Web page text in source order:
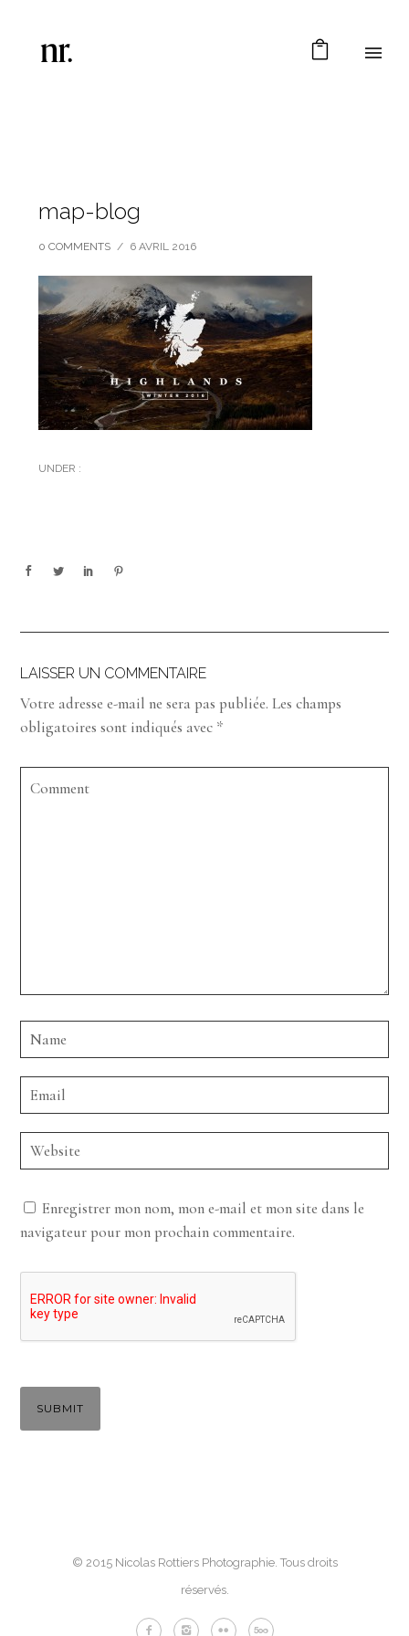
map-blog
0 COMMENTS / 6 AVRIL 2016
UNDER :
LAISSER UN COMMENTAIRE
Votre adresse e-mail ne sera pas publiée. Les champs
obligatoires sont indiqués avec *
Enregistrer mon nom, mon e-mail et mon site dans le
navigateur pour mon prochain commentaire.
© 2015 Nicolas Rottiers Photographie. Tous droits
réservés.